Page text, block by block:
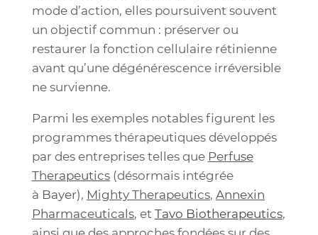
mode d’action, elles poursuivent souvent
un objectif commun : préserver ou
restaurer la fonction cellulaire rétinienne
avant qu’une dégénérescence irréversible
ne survienne.
Parmi les exemples notables figurent les
programmes thérapeutiques développés
par des entreprises telles que Perfuse
Therapeutics(désormais intégrée
à Bayer), Mighty Therapeutics, Annexin
Pharmaceuticals, et Tavo Biotherapeutics,